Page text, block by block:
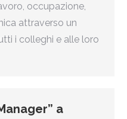
occupazione,
attraverso un
i colleghi e alle loro
a